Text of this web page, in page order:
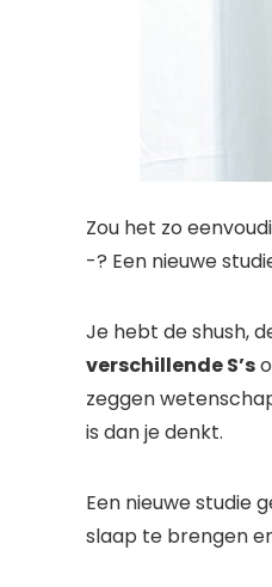
Zou het zo
-? Een nieuwe
Je hebt de shush,
verschillende S’s
zeggen
is dan je denkt.
Een nieuwe studie
slaap te brengen